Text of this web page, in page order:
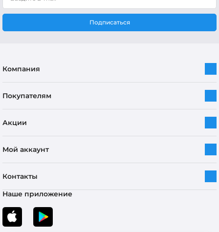
Подписаться
Компания
Покупателям
Акции
Мой аккаунт
Контакты
Наше приложение